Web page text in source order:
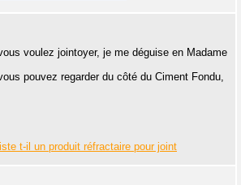
voulez jointoyer, je me déguise en Madame
pouvez regarder du côté du Ciment Fondu,
t-il un produit réfractaire pour joint